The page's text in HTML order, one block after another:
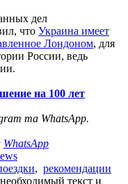
дел
что Украина имеет
Лондоном, для
России, ведь
на 100 лет
та WhatsApp.
WhatsApp
, рекомендации
текст и